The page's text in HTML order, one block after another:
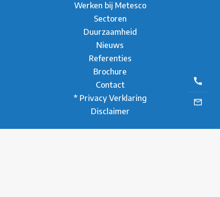
Werken bij Metesco
Sectoren
Duurzaamheid
Nieuws
Referenties
Brochure
Contact
* Privacy Verklaring
Disclaimer